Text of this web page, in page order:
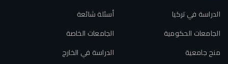
أسئلة شائعة
الدراسة في تركيا
الجامعات الخاصة
الجامعات الحكومية
الدراسة في الخارج
منح جامعية